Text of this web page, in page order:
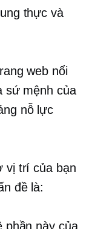
thực và
web nổi
sứ mệnh của
nỗ lực
vị trí của bạn
đề là:
phần này của